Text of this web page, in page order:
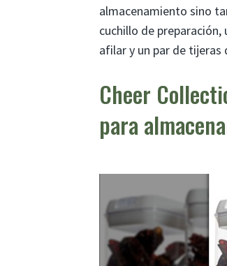
almacenamiento sino
cuchillo de
afilar y un par de tijeras
Cheer
para